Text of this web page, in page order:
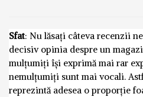
Sfat: Nu lăsați câteva recenzii
decisiv opinia despre un
mulțumiți își exprimă mai rar
nemulțumiți sunt mai vocali.
reprezintă adesea o proporție